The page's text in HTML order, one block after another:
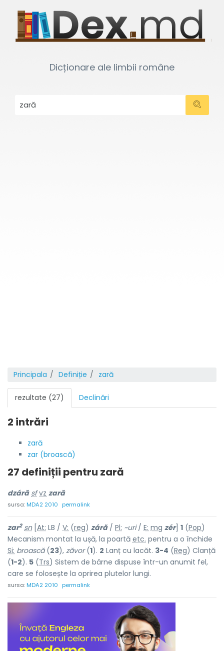
Dicționare ale limbii române
Principala Definiție zară
rezultate (27) Declinări
2 intrări
zară
zar (broască)
27 definiții pentru zară
dzáră sf vz zară
sursa:MDA2 2010 permalink
zar2 sn[ At: LB / V: (reg) záră/ Pl: ~uri/ E: mg zér] 1 (Pop)
Mecanism montat la ușă, la poartă etc. pentru a o închide
Si: broască(23), zăvor(1). 2 Lanț cu lacăt. 3-4 (Reg) Clanță
(1-2). 5 (Trs) Sistem de bârne dispuse într-un anumit fel,
care se folosește la oprirea plutelor lungi.
sursa:MDA2 2010 permalink